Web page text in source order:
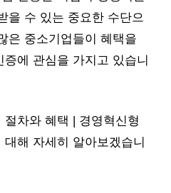
을 수 있는 중요한 수단으
은 중소기업들이 혜택을
에 관심을 가지고 있습니
차와 혜택 | 경영혁신형
해 자세히 알아보겠습니